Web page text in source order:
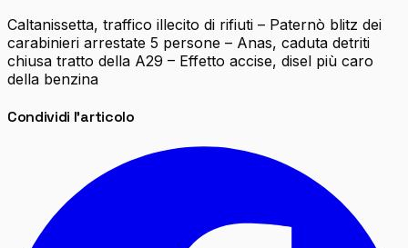
Caltanissetta, traffico illecito di rifiuti – Paternò blitz dei
carabinieri arrestate 5 persone – Anas, caduta detriti
chiusa tratto della A29 – Effetto accise, disel più caro
della benzina
Condividi l'articolo